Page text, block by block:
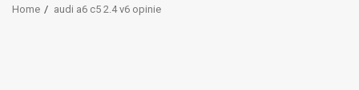
Home audi a6 c5 2.4 v6 opinie